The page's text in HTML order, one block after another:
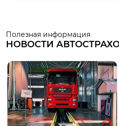
Полезная информация
НОВОСТИ